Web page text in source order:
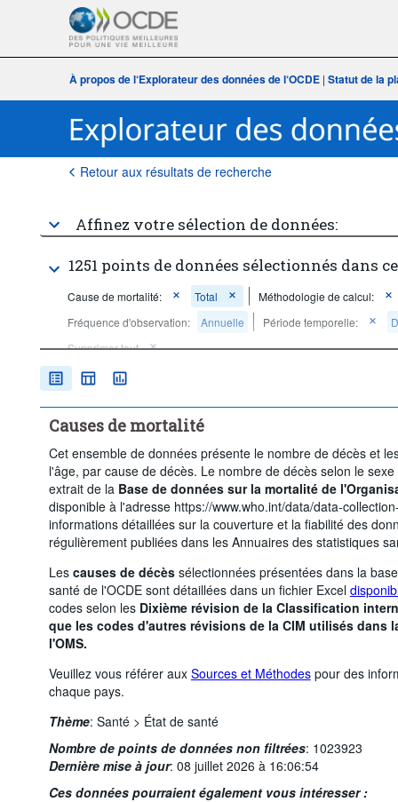
À propos de l‘Explorateur des données de l‘OCDE | Statut de la
Retour aux résultats de recherche
Affinez votre sélection de données:
1251 points de données sélectionnés dans
Cause de mortalité: Total
Méthodologie de calcul:
Fréquence d'observation:
Annuelle Période temporelle:
Supprimer tout
Causes de mortalité
Cet ensemble de données présente le nombre de décès et
l'âge, par cause de décès. Le nombre de décès selon le
extrait de la Base de données sur la mortalité de
disponible à l'adresse https://www.who.int/data/data-
informations détaillées sur la couverture et la fiabilité des
régulièrement publiées dans les Annuaires des statistiques
Les causes de décèssélectionnées présentées dans la
santé de l'OCDE sont détaillées dans un fichier Excel
codes selon les Dixième révision de la Classification
que les codes d'autres révisions de la CIM utilisés dans
l'OMS.
Veuillez vous référer aux Sources et Méthodespour des
chaque pays.
Thème: Santé > État de santé
Nombre de points de données non filtrées: 1023923
Dernière mise à jour: 08 juillet 2026 à 16:06:54
Ces données pourraient également vous intéresser :